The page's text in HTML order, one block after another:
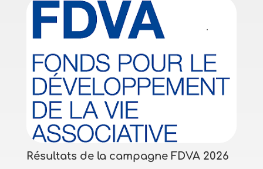
Résultats de la campagne FDVA 2026